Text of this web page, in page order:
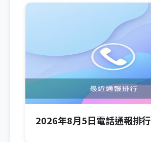
2026年8月5日電話通報排行